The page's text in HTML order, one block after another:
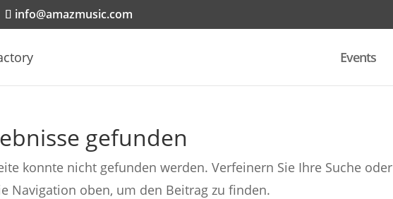
info@amazmusic.com
Events
gefunden
konnte nicht gefunden werden. Verfeinern Sie Ihre Suche oder
Navigation oben, um den Beitrag zu finden.